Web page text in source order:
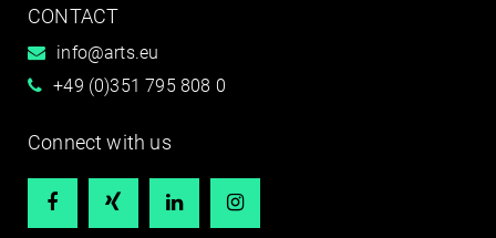
CONTACT
info@arts.eu
+49 (0)351 795 808 0
Connect with us
   